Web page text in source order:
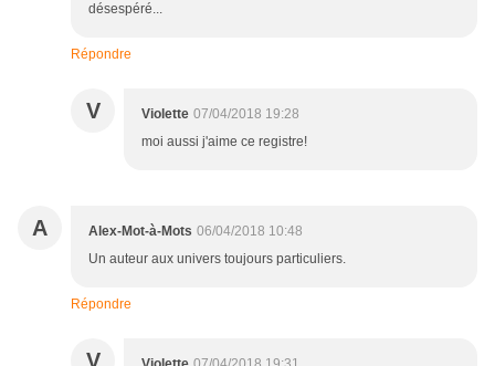
désespéré...
Répondre
V Violette 07/04/2018 19:28
moi aussi j'aime ce registre!
A Alex-Mot-à-Mots 06/04/2018 10:48
Un auteur aux univers toujours particuliers.
Répondre
V